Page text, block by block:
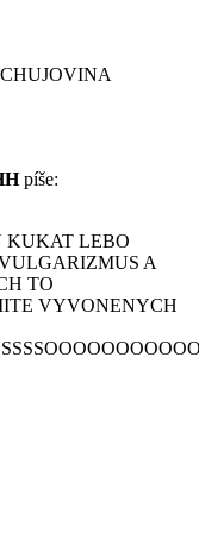
píše:
KUKAT LEBO
A
TO
VYVONENYCH